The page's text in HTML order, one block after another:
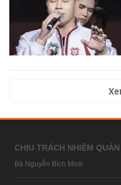
CHỊU TRÁCH NHIỆM
Bà Nguyễn Bích Minh